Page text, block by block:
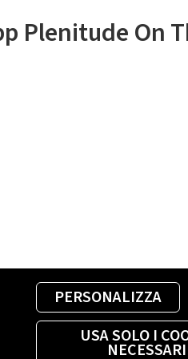
PERSONALIZZA
USA SOLO I
NECESSARI
Plenitude On